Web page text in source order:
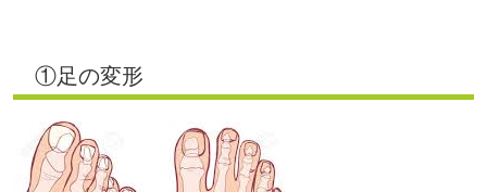
①足の変形